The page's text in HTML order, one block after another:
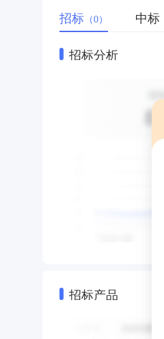
招标 （0） 中标
招标分析
招标产品